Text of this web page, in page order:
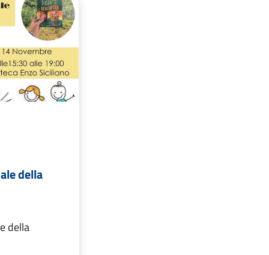
della
della